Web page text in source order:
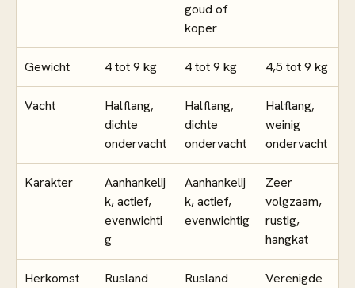
goud of
koper
Gewicht 4 tot 9 kg 4 tot 9 kg 4,5 tot 9 kg
Vacht
Halflang,
dichte
ondervacht
Halflang,
dichte
ondervacht
Halflang,
weinig
ondervacht
Karakter
Aanhankelij
k, actief,
evenwichti
g
Aanhankelij
k, actief,
evenwichtig
Zeer
volgzaam,
rustig,
hangkat
Herkomst Rusland Rusland
Verenigde